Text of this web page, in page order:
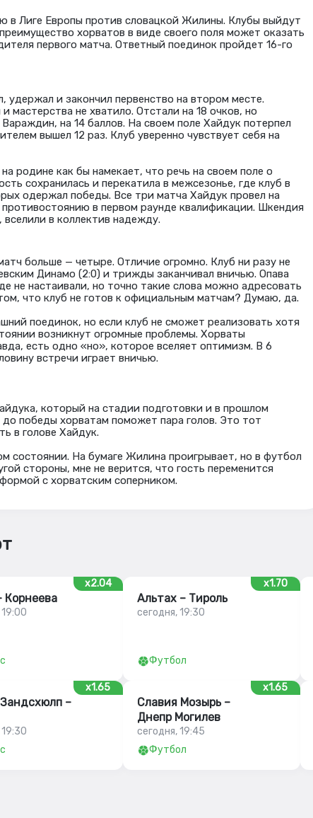
в Лиге Европы против словацкой Жилины. Клубы выйдут
хорватов в виде своего поля может оказать
первого матча. Ответный поединок пройдет 16-го
удержал и закончил первенство на втором месте.
мастерства не хватило. Отстали на 18 очков, но
на 14 баллов. На своем поле Хайдук потерпел
вышел 12 раз. Клуб уверенно чувствует себя на
родине как бы намекает, что речь на своем поле о
сохранилась и перекатила в межсезонье, где клуб в
одержал победы. Все три матча Хайдук провел на
противостоянию в первом раунде квалификации. Шкендия
вселили в коллектив надежду.
больше — четыре. Отличие огромно. Клуб ни разу не
Динамо (2:0) и трижды заканчивал вничью. Опава
не настаивали, но точно такие слова можно адресовать
что клуб не готов к официальным матчам? Думаю, да.
поединок, но если клуб не сможет реализовать хотя
возникнут огромные проблемы. Хорваты
есть одно «но», которое вселяет оптимизм. В 6
встречи играет вничью.
который на стадии подготовки и в прошлом
до победы хорватам поможет пара голов. Это тот
в голове Хайдук.
состоянии. На бумаге Жилина проигрывает, но в футбол
стороны, мне не верится, что гость переменится
с хорватским соперником.
x2.04
Корнеева
x1.70
Альтах – Тироль
сегодня, 19:30
Футбол
x1.65
–
x1.65
Славия Мозырь –
Днепр Могилев
сегодня, 19:45
Футбол